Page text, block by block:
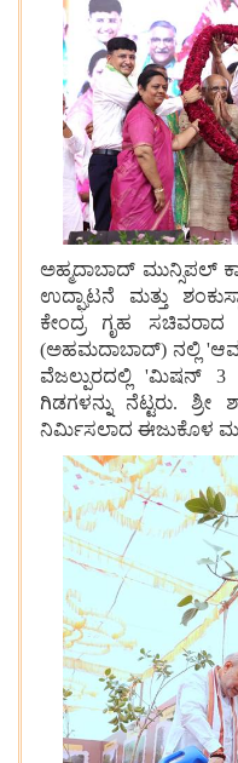
ಅಹ್ಮದಾಬಾದ್ ಮುನ್ಸಿಪಲ್
ಉದ್ಘಾಟನೆ
ಮತ್ತು
ಕೇಂದ್ರ
ಗೃಹ ಸಚಿವರಾದ
(ಅಹಮದಾಬಾದ್) ನಲ್ಲಿ
ವೆಜಲ್ಪುರದಲ್ಲಿ 'ಮಿಷನ್
ಗಿಡಗಳನ್ನು
ನೆಟ್ಟರು. ಶ್ರೀ
ನಿರ್ಮಿಸಲಾದ ಈಜುಕೊಳ